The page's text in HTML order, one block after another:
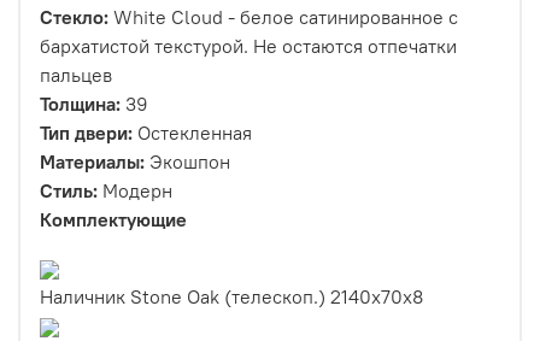
Стекло: White Cloud - белое сатинированное с
бархатистой текстурой. Не остаются отпечатки
пальцев
Толщина: 39
Тип двери: Остекленная
Материалы: Экошпон
Стиль: Модерн
Комплектующие
Наличник Stone Oak (телескоп.) 2140x70x8